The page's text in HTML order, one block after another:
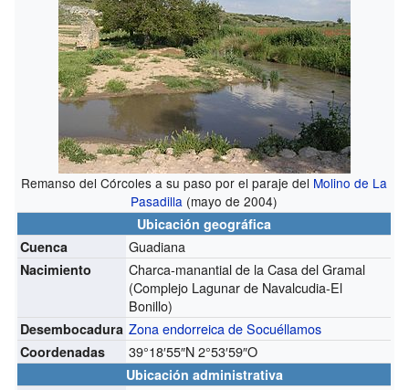
Remanso del Córcoles a su paso por el paraje del Molino de La
Pasadilla (mayo de 2004)
Ubicación geográfica
Cuenca
Guadiana
Nacimiento
Charca-manantial de la Casa del Gramal
(Complejo Lagunar de Navalcudia-El
Bonillo)
Desembocadura Zona endorreica de Socuéllamos
Coordenadas 39°18′55″N2°53′59″O
Ubicación administrativa